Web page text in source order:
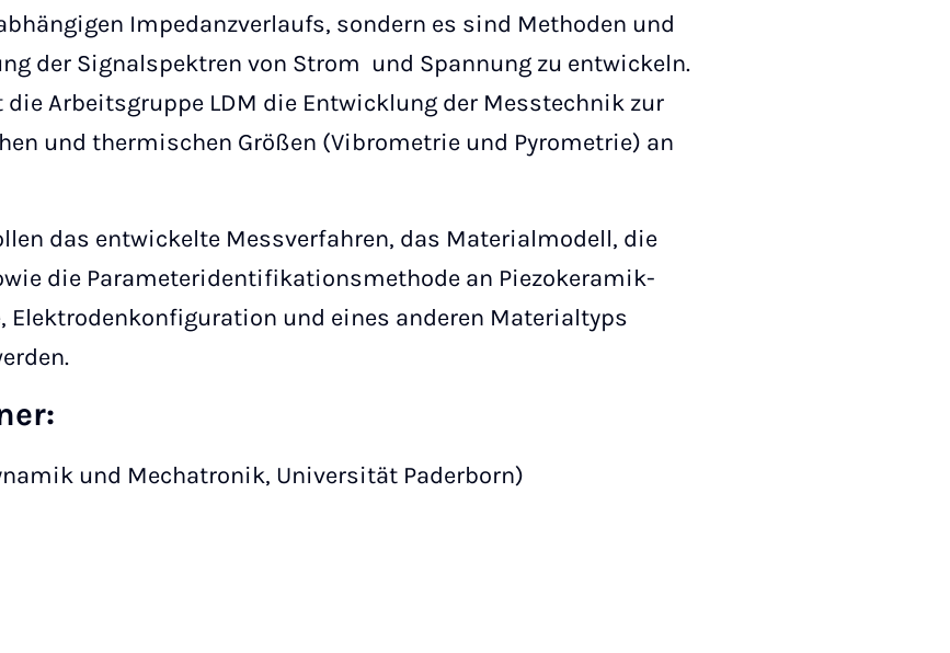
Impedanzverlaufs, sondern es sind Methoden und
der Signalspektren von Strom und Spannung zu entwickeln.
Arbeitsgruppe LDM die Entwicklung der Messtechnik zur
und thermischen Größen (Vibrometrie und Pyrometrie) an
das entwickelte Messverfahren, das Materialmodell, die
die Parameteridentifikationsmethode an Piezokeramik-
Elektrodenkonfiguration und eines anderen Materialtyps
und Mechatronik, Universität Paderborn)